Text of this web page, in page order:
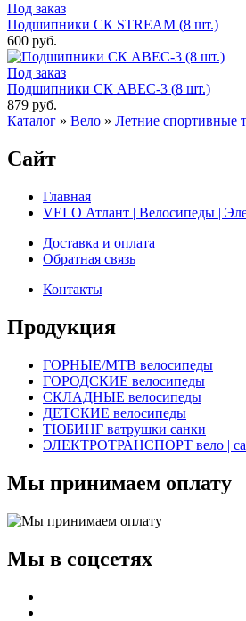
Под заказ
Подшипники СК STREAM (8 шт.)
600 руб.
Под заказ
Подшипники СК ABEC-3 (8 шт.)
879 руб.
Каталог » Вело » Летние спортивные
Сайт
Главная
VELO Атлант | Велосипеды |
Доставка и оплата
Обратная связь
Контакты
Продукция
ГОРНЫЕ/MTB велосипеды
ГОРОДСКИЕ велосипеды
СКЛАДНЫЕ велосипеды
ДЕТСКИЕ велосипеды
ТЮБИНГ ватрушки санки
ЭЛЕКТРОТРАНСПОРТ вело |
Мы принимаем оплату
Мы в соцсетях